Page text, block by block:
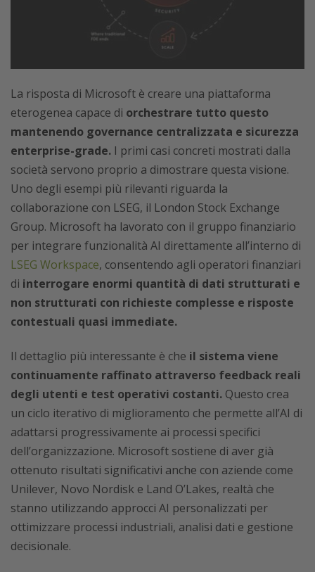
La risposta di Microsoft è creare una piattaforma
eterogenea capace di orchestrare tutto questo
mantenendo governance centralizzata e sicurezza
enterprise-grade. I primi casi concreti mostrati dalla
società servono proprio a dimostrare questa visione.
Uno degli esempi più rilevanti riguarda la
collaborazione con LSEG, il London Stock Exchange
Group. Microsoft ha lavorato con il gruppo finanziario
per integrare funzionalità AI direttamente all’interno di
LSEG Workspace, consentendo agli operatori finanziari
di interrogare enormi quantità di dati strutturati e
non strutturati con richieste complesse e risposte
contestuali quasi immediate.
Il dettaglio più interessante è che il sistema viene
continuamente raffinato attraverso feedback reali
degli utenti e test operativi costanti. Questo crea
un ciclo iterativo di miglioramento che permette all’AI di
adattarsi progressivamente ai processi specifici
dell’organizzazione. Microsoft sostiene di aver già
ottenuto risultati significativi anche con aziende come
Unilever, Novo Nordisk e Land O’Lakes, realtà che
stanno utilizzando approcci AI personalizzati per
ottimizzare processi industriali, analisi dati e gestione
decisionale.